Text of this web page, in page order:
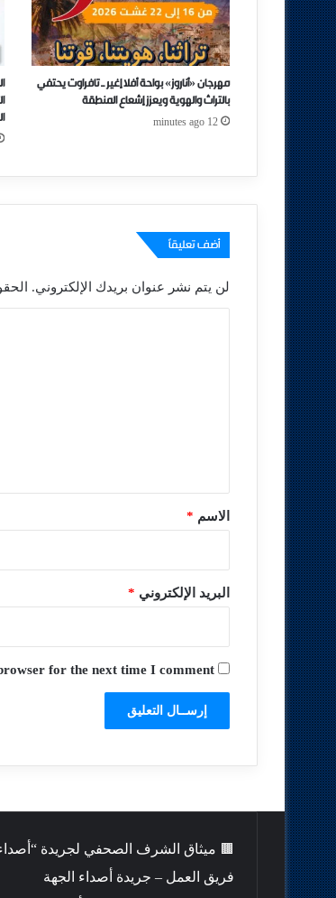
مهرجان «أناروز» بواحة أفلا إغير ـ تافراوت يحتفي
بالتراث والهوية ويعزز إشعاع المنطقة
12 minutes ago
أضف تعليقاً
لن يتم نشر عنوان بريدك الإلكتروني.
*الاسم *
البريد الإلكتروني *
for the next time I comment.
🟫 ميثاق الشرف الصحفي لجريدة
فريق العمل – جريدة أصداء الجهة